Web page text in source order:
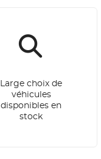
Large choix de
véhicules
disponibles en
stock